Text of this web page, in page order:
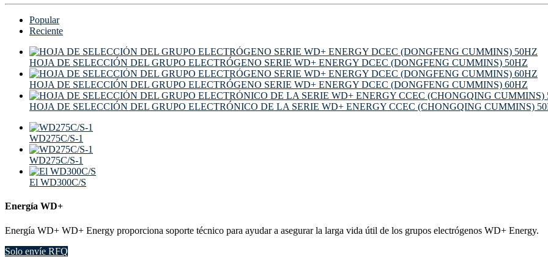
Popular
Reciente
HOJA DE SELECCIÓN DEL GRUPO ELECTRÓGENO SERIE WD+ ENERGY DCEC (DONGFENG CUMMINS) 50HZ
HOJA DE SELECCIÓN DEL GRUPO ELECTRÓGENO SERIE WD+ ENERGY DCEC (DONGFENG CUMMINS) 60HZ
HOJA DE SELECCIÓN DEL GRUPO ELECTRÓNICO DE LA SERIE WD+ ENERGY CCEC (CHONGQING CUMMINS)
WD275C/S-1
WD275C/S-1
El WD300C/S
Energía WD+
Energía WD+ WD+ Energy proporciona soporte técnico para ayudar a asegurar la larga vida útil de los grupos electrógenos WD+ Energy.
Solo envíe RFQ